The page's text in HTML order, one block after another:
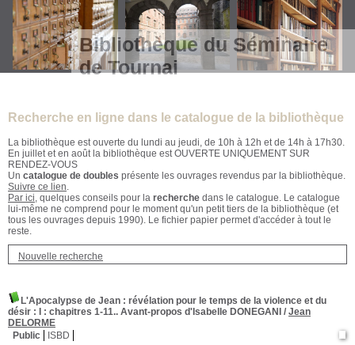
Bibliothèque du Séminaire
de Tournai
Recherche en ligne dans le catalogue de la bibliothèque
La bibliothèque est ouverte du lundi au jeudi, de 10h à 12h et de 14h à 17h30.
En juillet et en août la bibliothèque est OUVERTE UNIQUEMENT SUR
RENDEZ-VOUS
Un catalogue de doubles présente les ouvrages revendus par la bibliothèque.
Suivre ce lien.
Par ici, quelques conseils pour la recherche dans le catalogue. Le catalogue
lui-même ne comprend pour le moment qu'un petit tiers de la bibliothèque (et
tous les ouvrages depuis 1990). Le fichier papier permet d'accéder à tout le
reste.
Nouvelle recherche
L'Apocalypse de Jean : révélation pour le temps de la violence et du
désir : I : chapitres 1-11.. Avant-propos d'Isabelle DONEGANI / Jean
DELORME
Public
ISBD